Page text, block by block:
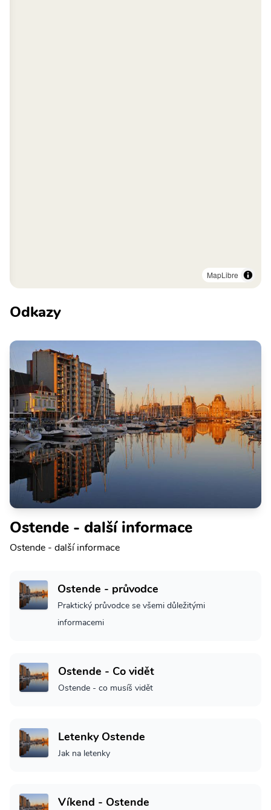
MapLibre
Odkazy
Ostende - další informace
Ostende - další informace
Ostende - průvodce
Praktický průvodce se všemi důležitými
informacemi
Ostende - Co vidět
Ostende - co musíš vidět
Letenky Ostende
Jak na letenky
Víkend - Ostende